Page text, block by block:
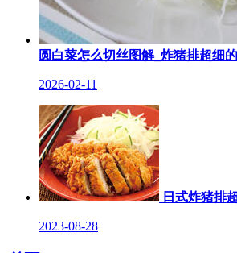
圆白菜怎么切丝图解_炸猪排超细
2026-02-11
日式炸猪排
2023-08-28